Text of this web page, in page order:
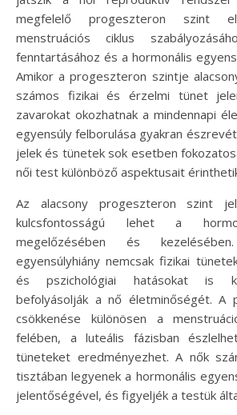
megfelelő progeszteron szint
menstruációs ciklus
fenntartásához és a hormonális
Amikor a progeszteron szintje
számos fizikai és érzelmi tünet
zavarokat okozhatnak a mindennapi
egyensúly felborulása gyakran
jelek és tünetek sok esetben
női test különböző aspektusait
Az alacsony progeszteron szint
kulcsfontosságú lehet a
megelőzésében és
egyensúlyhiány nemcsak fizikai
és pszichológiai hatásokat is
befolyásolják a nő életminőségét. A
csökkenése különösen a
felében, a luteális fázisban
tüneteket eredményezhet. A nők
tisztában legyenek a hormonális
jelentőségével, és figyeljék a testük